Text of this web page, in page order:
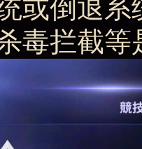
或倒退
毒拦截等